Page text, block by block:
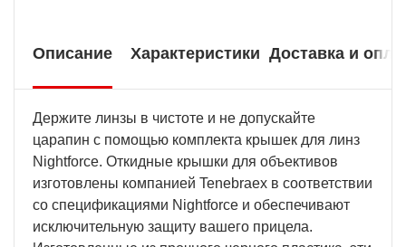
Описание Характеристики Доставка и
Держите линзы в чистоте и не допускайте
царапин с помощью комплекта крышек для линз
Nightforce. Откидные крышки для объективов
изготовлены компанией Tenebraex в соответствии
со спецификациями Nightforce и обеспечивают
исключительную защиту вашего прицела.